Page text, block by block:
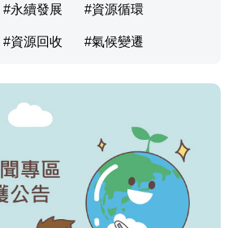
永續發展 資源循環
資源回收 氣候變遷